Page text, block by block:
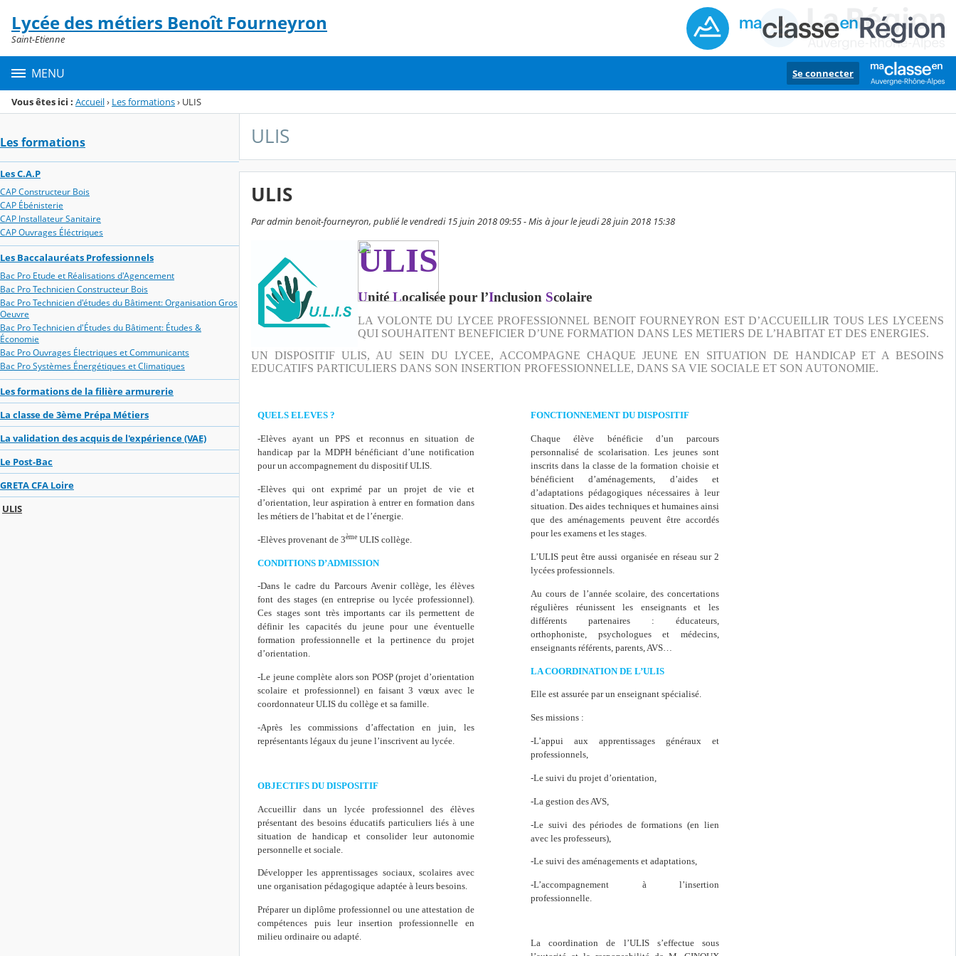
Menu de la rubrique
Contenu
Lycée des métiers Benoît Fourneyron
Saint-Etienne
MENU Se connecter
Vous êtes ici : Accueil› Les formations› ULIS
Les formations
Les C.A.P
CAP Constructeur Bois
CAP Ébénisterie
CAP Installateur Sanitaire
CAP Ouvrages Éléctriques
Les Baccalauréats Professionnels
Bac Pro Etude et Réalisations d'Agencement
Bac Pro Technicien Constructeur Bois
Bac Pro Technicien d'études du Bâtiment: Organisation Gros
Oeuvre
Bac Pro Technicien d'Études du Bâtiment: Études &
Économie
Bac Pro Ouvrages Électriques et Communicants
Bac Pro Systèmes Énergétiques et Climatiques
Les formations de la filière armurerie
La classe de 3ème Prépa Métiers
La validation des acquis de l'expérience (VAE)
Le Post-Bac
GRETA CFA Loire
ULIS
ULIS
ULIS
Par admin benoit-fourneyron, publié le vendredi 15 juin 2018 09:55 - Mis à jour le jeudi 28 juin 2018 15:38
ULIS
Unité Localisée pour l’Inclusion Scolaire
LA VOLONTE DU LYCEE PROFESSIONNEL BENOIT FOURNEYRON EST D’ACCUEILLIR TOUS LES LYCEENS
QUI SOUHAITENT BENEFICIER D’UNE FORMATION DANS LES METIERS DE L’HABITAT ET DES ENERGIES.
UN DISPOSITIF ULIS, AU SEIN DU LYCEE, ACCOMPAGNE CHAQUE JEUNE EN SITUATION DE HANDICAP ET A BESOINS
EDUCATIFS PARTICULIERS DANS SON INSERTION PROFESSIONNELLE, DANS SA VIE SOCIALE ET SON AUTONOMIE.
QUELS ELEVES ?
-Elèves ayant un PPS et reconnus en situation de
handicap par la MDPH bénéficiant d’une notification
pour un accompagnement du dispositif ULIS.
-Elèves qui ont exprimé par un projet de vie et
d’orientation, leur aspiration à entrer en formation dans
les métiers de l’habitat et de l’énergie.
-Elèves provenant de 3ème ULIS collège.
CONDITIONS D’ADMISSION
-Dans le cadre du Parcours Avenir collège, les élèves
font des stages (en entreprise ou lycée professionnel).
Ces stages sont très importants car ils permettent de
définir les capacités du jeune pour une éventuelle
formation professionnelle et la pertinence du projet
d’orientation.
-Le jeune complète alors son POSP (projet d’orientation
scolaire et professionnel) en faisant 3 vœux avec le
coordonnateur ULIS du collège et sa famille.
-Après les commissions d’affectation en juin, les
représentants légaux du jeune l’inscrivent au lycée.
OBJECTIFS DU DISPOSITIF
Accueillir dans un lycée professionnel des élèves
présentant des besoins éducatifs particuliers liés à une
situation de handicap et consolider leur autonomie
personnelle et sociale.
Développer les apprentissages sociaux, scolaires avec
une organisation pédagogique adaptée à leurs besoins.
Préparer un diplôme professionnel ou une attestation de
compétences puis leur insertion professionnelle en
milieu ordinaire ou adapté.
FONCTIONNEMENT DU DISPOSITIF
Chaque élève bénéficie d’un parcours
personnalisé de scolarisation. Les jeunes sont
inscrits dans la classe de la formation choisie et
bénéficient d’aménagements, d’aides et
d’adaptations pédagogiques nécessaires à leur
situation. Des aides techniques et humaines ainsi
que des aménagements peuvent être accordés
pour les examens et les stages.
L’ULIS peut être aussi organisée en réseau sur 2
lycées professionnels.
Au cours de l’année scolaire, des concertations
régulières réunissent les enseignants et les
différents partenaires : éducateurs,
orthophoniste, psychologues et médecins,
enseignants référents, parents, AVS…
LA COORDINATION DE L’ULIS
Elle est assurée par un enseignant spécialisé.
Ses missions :
-L’appui aux apprentissages généraux et
professionnels,
-Le suivi du projet d’orientation,
-La gestion des AVS,
-Le suivi des périodes de formations (en lien
avec les professeurs),
-Le suivi des aménagements et adaptations,
-L’accompagnement à l’insertion
professionnelle.
La coordination de l’ULIS s’effectue sous